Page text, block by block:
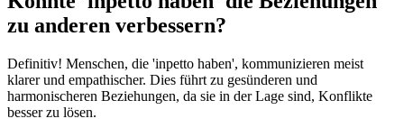
zu anderen verbessern?
Definitiv! Menschen, die 'inpetto haben', kommunizieren meist
klarer und empathischer. Dies führt zu gesünderen und
harmonischeren Beziehungen, da sie in der Lage sind, Konflikte
besser zu lösen.